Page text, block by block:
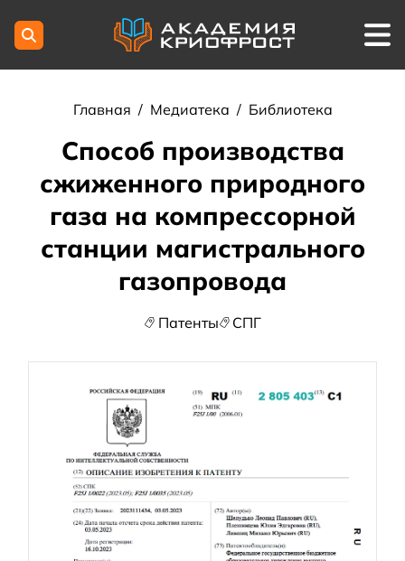
Главная / Медиатека / Библиотека
Способ производства
сжиженного природного
газа на компрессорной
станции магистрального
газопровода
Патенты СПГ